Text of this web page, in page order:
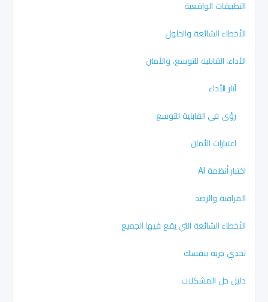
التطبيقات الواقعية
الأخطاء الشائعة والحلول
الأداء، القابلية للتوسع، والأمان
آثار الأداء
رؤى في القابلية للتوسع
اعتبارات الأمان
اختبار أنظمة AI
المراقبة والرصد
الأخطاء الشائعة التي يقع فيها الجميع
تحدي جربه بنفسك
دليل حل المشكلات